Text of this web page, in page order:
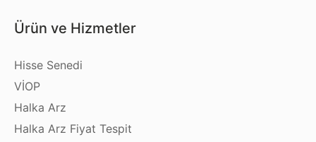
Ürün ve Hizmetler
Hisse Senedi
VİOP
Halka Arz
Halka Arz Fiyat Tespit